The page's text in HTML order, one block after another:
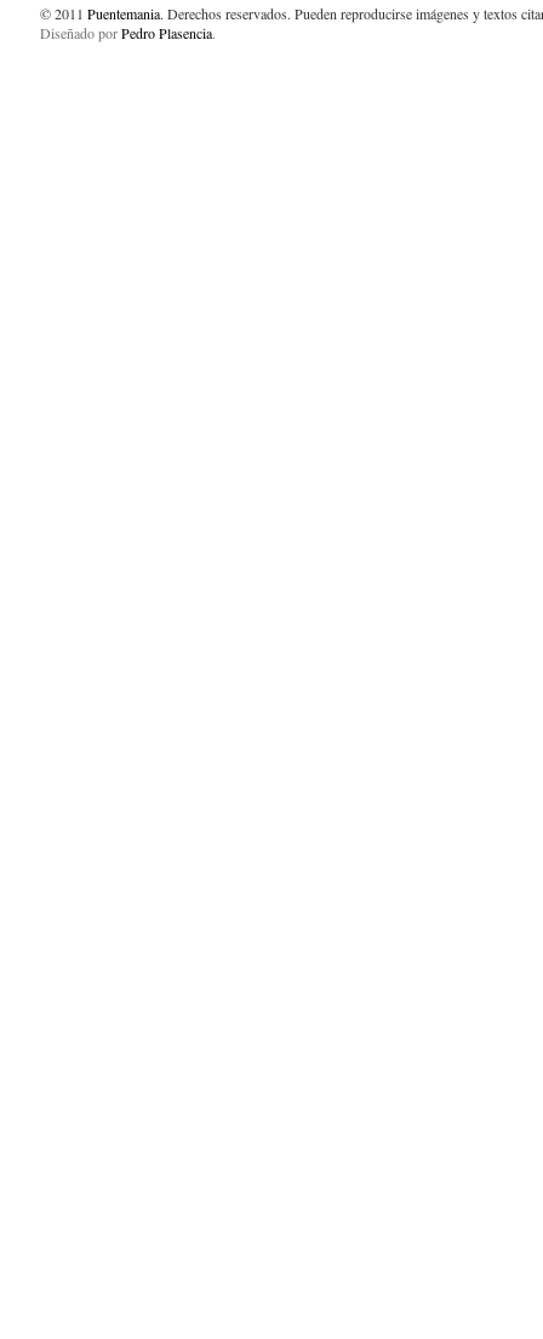
© 2011 Puentemania. Derechos reservados. Pueden reproducirse imágenes y textos
Diseñado porPedro Plasencia.